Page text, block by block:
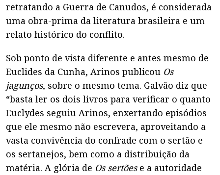
retratando a Guerra de Canudos, é considerada
uma obra-prima da literatura brasileira e um
relato histórico do conflito.
Sob ponto de vista diferente e antes mesmo de
Euclides da Cunha, Arinos publicou Os
jagunços, sobre o mesmo tema. Galvão diz que
“basta ler os dois livros para verificar o quanto
Euclydes seguiu Arinos, enxertando episódios
que ele mesmo não escrevera, aproveitando a
vasta convivência do confrade com o sertão e
os sertanejos, bem como a distribuição da
matéria. A glória de Os sertõese a autoridade